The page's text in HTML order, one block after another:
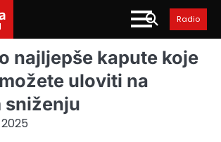
Radio
najljepše kapute koje
uloviti na
sniženju